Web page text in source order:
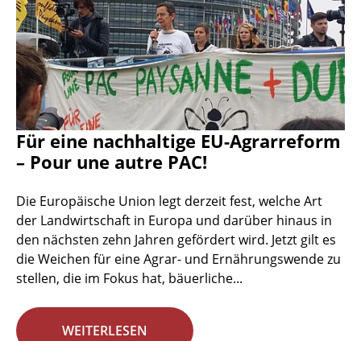
Für eine nachhaltige EU-Agrarreform
– Pour une autre PAC!
Die Europäische Union legt derzeit fest, welche Art
der Landwirtschaft in Europa und darüber hinaus in
den nächsten zehn Jahren gefördert wird. Jetzt gilt es
die Weichen für eine Agrar- und Ernährungswende zu
stellen, die im Fokus hat, bäuerliche...
WEITERLESEN